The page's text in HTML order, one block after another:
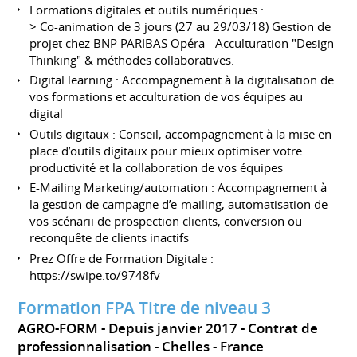
Formations digitales et outils numériques :
> Co-animation de 3 jours (27 au 29/03/18) Gestion de
projet chez BNP PARIBAS Opéra - Acculturation "Design
Thinking" & méthodes collaboratives.
Digital learning : Accompagnement à la digitalisation de
vos formations et acculturation de vos équipes au
digital
Outils digitaux : Conseil, accompagnement à la mise en
place d’outils digitaux pour mieux optimiser votre
productivité et la collaboration de vos équipes
E-Mailing Marketing/automation : Accompagnement à
la gestion de campagne d’e-mailing, automatisation de
vos scénarii de prospection clients, conversion ou
reconquête de clients inactifs
Prez Offre de Formation Digitale :
https://swipe.to/9748fv
Formation FPA Titre de niveau 3
AGRO-FORM Depuis janvier 2017 Contrat de
professionnalisation
Chelles France